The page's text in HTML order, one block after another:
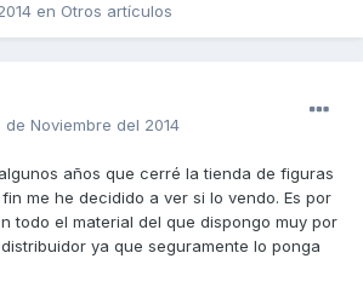
en Otros artículos
de Noviembre del 2014
años que cerré la tienda de figuras
me he decidido a ver si lo vendo. Es por
todo el material del que dispongo muy por
ya que seguramente lo ponga